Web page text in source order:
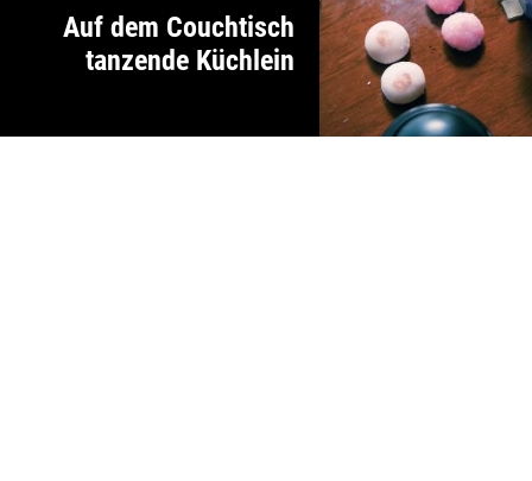
Auf dem Couchtisch
tanzende Küchlein